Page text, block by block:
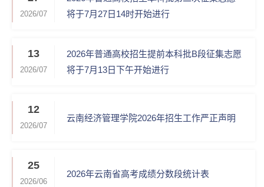
2026/07
将于7月27日14时开始进行
13
2026/07
2026年普通高校招生提前本科批B段征集志愿
将于7月13日下午开始进行
12
2026/07
云南经济管理学院2026年招生工作严正声明
25
2026/06
2026年云南省高考成绩分数段统计表